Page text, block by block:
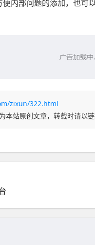
内部问题的添加，也可
zixun/322.html
本站原创文章，转载时请以链